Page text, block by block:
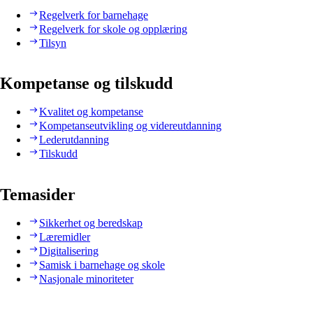
Regelverk for barnehage
Regelverk for skole og opplæring
Tilsyn
Kompetanse og tilskudd
Kvalitet og kompetanse
Kompetanseutvikling og videreutdanning
Lederutdanning
Tilskudd
Temasider
Sikkerhet og beredskap
Læremidler
Digitalisering
Samisk i barnehage og skole
Nasjonale minoriteter